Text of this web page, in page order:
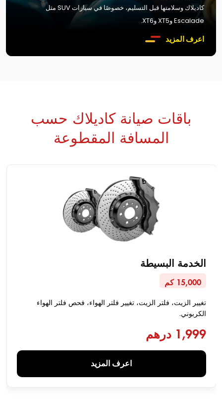
كاديلاك وسلامتها قبل التسليم، خصوصًا في سيارات SUV مثل
Escalade وXT5 وXT6.
اعرف المزيد
باقات صيانة كاديلاك حسب
المسافة المقطوعة
الخدمة البسيطة
15,000 كم
تغيير الزيت، فلتر الزيت، تغيير فلتر الهواء، فحص فلتر الهواء
الكربوني.
1,999 درهم
اعرف المزيد